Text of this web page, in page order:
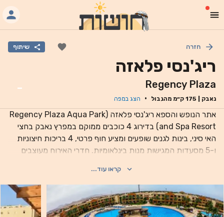
חזרה שיתוף
ריג'נסי פלאזה
Regency Plaza
נאבק 175 ק״מ מהגבול · הצג במפה
-
אתר הנופש והספא ריג'נסי פלאזה (Regency Plaza Aqua Park
and Spa Resort) בדירוג 4 כוכבים ממוקם במפרץ נאבק בחצי
האי סיני, בינות לגנים שופעים ומציע חוף פרטי, 4 בריכות חיצוניות
ו-5 מסעדות המגישות מנות בינלאומיות. חדרי האירוח מעוצבים
ומכונת תה/קפה. חלקם כוללים נופים פנורמיים של הים האדום.
המסעדה הבינלאומית Camello מגישה מטבח איטלקי אותנטי,
בעוד שמסעדת Falafel Oriental כוללת טרסה ומגישה מנות
מצריות ומזרחיות עשירות. ניתן לסעוד בפנים או באוויר הפתוח.
קראו עוד...